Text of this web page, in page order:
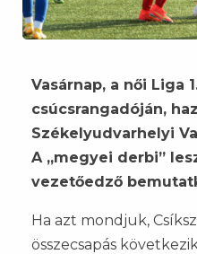
Vasárnap, a női Liga
csúcsrangadóján,
Székelyudvarhelyi
A „megyei derbi”
vezetőedző
Ha azt mondjuk,
összecsapás